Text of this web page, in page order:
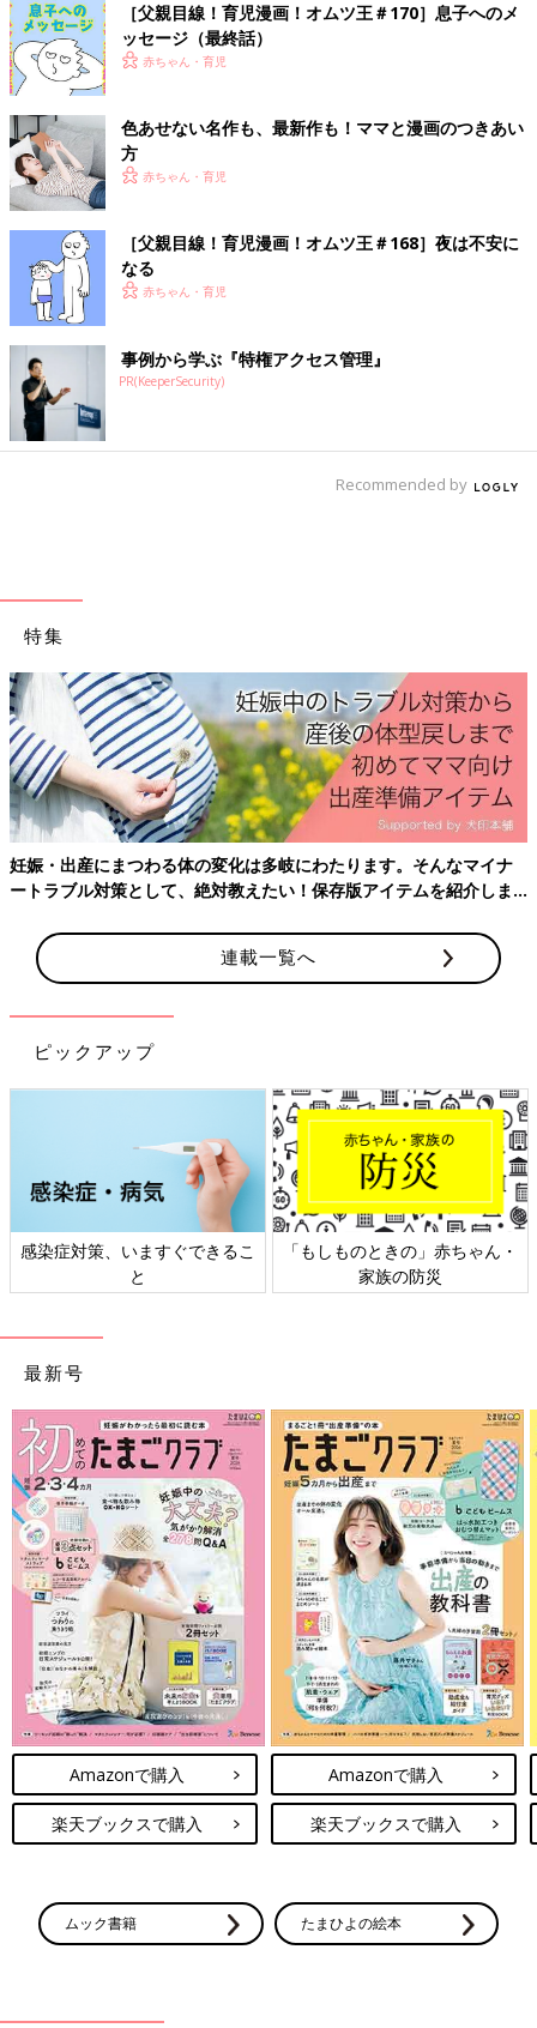
［父親目線！育児漫
画！オムツ王＃148］
おままごと
一覧
［父親目線！育児漫
［父親目線！育児漫画！オムツ王＃170］息子へのメ
ッセージ（最終話）
赤ちゃん・育児
色あせない名作も、最新作も！ママと漫画のつきあい
方
赤ちゃん・育児
［父親目線！育児漫画！オムツ王＃168］夜は不安に
なる
赤ちゃん・育児
事例から学ぶ『特権アクセス管理』
PR(KeeperSecurity)
Recommended by
特集
妊娠・出産にまつわる体の変化は多岐にわたります。そんなマイナ
ートラブル対策として、絶対教えたい！保存版アイテムを紹介しま
連載一覧へ
ピックアップ
感染症対策、いますぐできるこ
と
「もしものときの」赤ちゃん・
家族の防災
最新号
Amazonで購入
楽天ブックスで購入
Amazonで購入
楽天ブックスで購入
ムック書籍 たまひよの絵本